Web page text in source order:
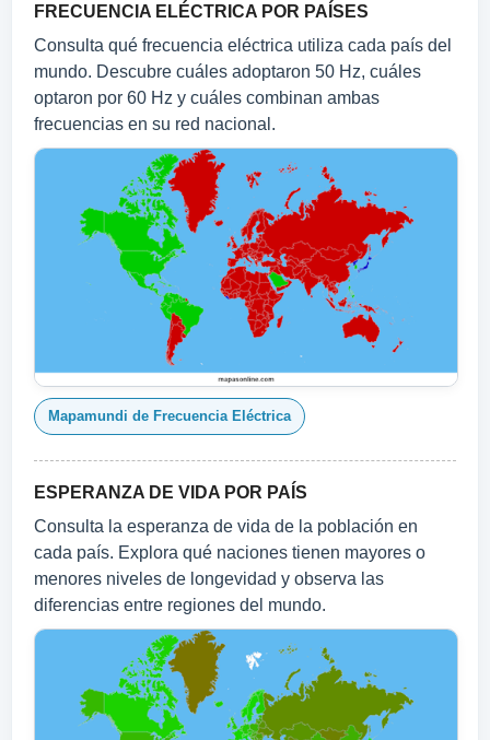
FRECUENCIA ELÉCTRICA POR PAÍSES
Consulta qué frecuencia eléctrica utiliza cada país del
mundo. Descubre cuáles adoptaron 50 Hz, cuáles
optaron por 60 Hz y cuáles combinan ambas
frecuencias en su red nacional.
Mapamundi de Frecuencia Eléctrica
ESPERANZA DE VIDA POR PAÍS
Consulta la esperanza de vida de la población en
cada país. Explora qué naciones tienen mayores o
menores niveles de longevidad y observa las
diferencias entre regiones del mundo.